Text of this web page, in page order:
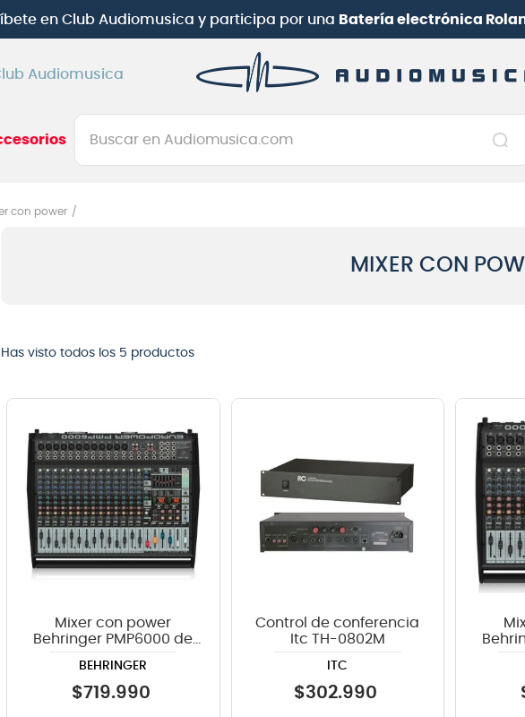
en Club Audiomusica y participa por una Batería electrónica
Audiomusica
Buscar en Audiomusica.com
con power
MIXER CON
Has visto todos los 5 productos
Mixer con power
Behringer PMP6000 de
BEHRINGER
$719.990
Control de conferencia
Itc TH-0802M
ITC
$302.990
1.
7.
guitarra
8.
micrófono
9.
bateria
10. violin